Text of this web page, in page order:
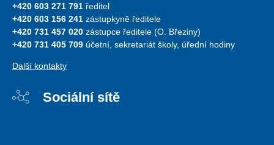
+420 603 271 791 ředitel
+420 603 156 241 zástupkyně ředitele
+420 731 457 020 zástupce ředitele (O. Březiny)
+420 731 405 709 účetní, sekretariát školy, úřední hodiny
Další kontakty
Sociální sítě